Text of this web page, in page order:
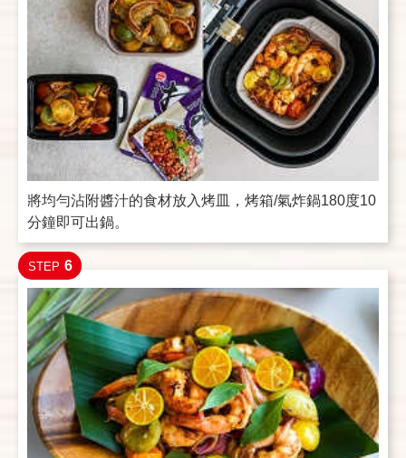
將均勻沾附醬汁的食材放入烤皿，烤箱/氣炸鍋180度10
分鐘即可出鍋。
STEP 6